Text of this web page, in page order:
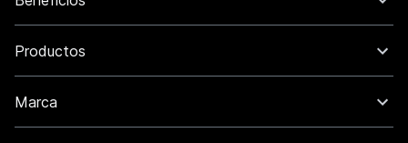
Productos
Marca